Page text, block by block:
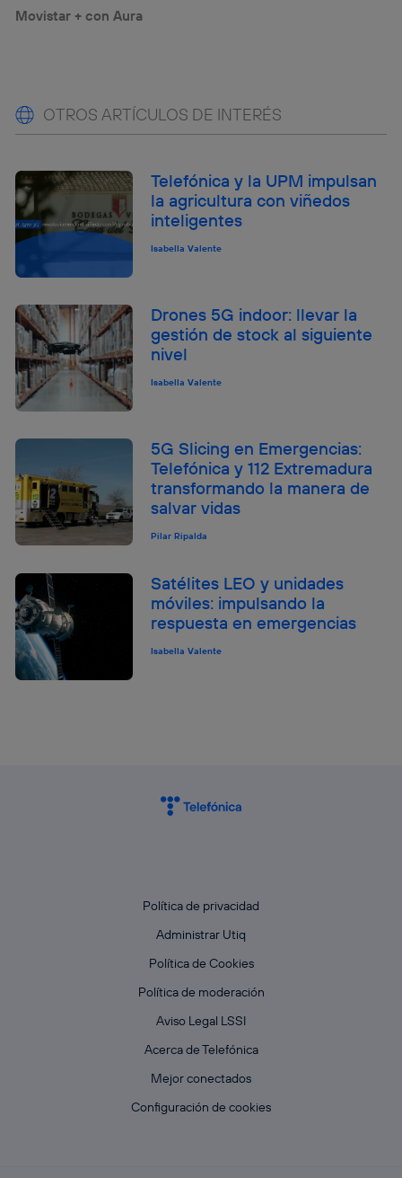
Movistar + con Aura
OTROS ARTÍCULOS DE INTERÉS
Telefónica y la UPM impulsan
la agricultura con viñedos
inteligentes
Isabella Valente
Drones 5G indoor: llevar la
gestión de stock al siguiente
nivel
Isabella Valente
5G Slicing en Emergencias:
Telefónica y 112 Extremadura
transformando la manera de
salvar vidas
Pilar Ripalda
Satélites LEO y unidades
móviles: impulsando la
respuesta en emergencias
Isabella Valente
Política de privacidad
Administrar Utiq
Política de Cookies
Política de moderación
Aviso Legal LSSI
Acerca de Telefónica
Mejor conectados
Configuración de cookies